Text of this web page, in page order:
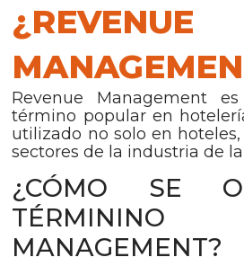
¿REVENUE
Revenue Management
término popular en
utilizado no solo en
sectores de la industria de
¿CÓMO SE
TÉRMININO
MANAGEMENT?